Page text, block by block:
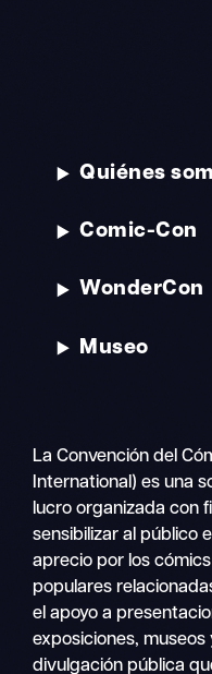
Quiénes
Comic-Con
WonderCon
Museo
La Convención del
International) es una
lucro organizada con
sensibilizar al público
aprecio por los
populares
el apoyo a
exposiciones,
divulgación pública